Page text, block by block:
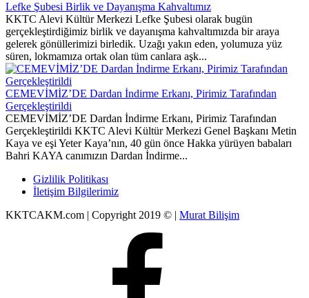
Lefke Şubesi Birlik ve Dayanışma Kahvaltımız
KKTC Alevi Kültür Merkezi Lefke Şubesi olarak bugün
gerçekleştirdiğimiz birlik ve dayanışma kahvaltımızda bir araya
gelerek gönüllerimizi birledik. Uzağı yakın eden, yolumuza yüz
süren, lokmamıza ortak olan tüm canlara aşk...
CEMEVİMİZ’DE Dardan İndirme Erkanı, Pirimiz Tarafından
Gerçekleştirildi
CEMEVİMİZ’DE Dardan İndirme Erkanı, Pirimiz Tarafından
Gerçekleştirildi KKTC Alevi Kültür Merkezi Genel Başkanı Metin
Kaya ve eşi Yeter Kaya’nın, 40 gün önce Hakka yürüyen babaları
Bahri KAYA canımızın Dardan İndirme...
Gizlilik Politikası
İletişim Bilgilerimiz
KKTCAKM.com | Copyright 2019 © | Murat Bilişim